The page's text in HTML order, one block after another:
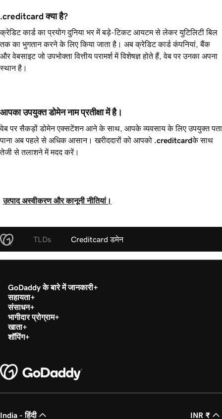
.creditcard क्या है?
क्रेडिट कार्ड का प्रयोग दुनिया भर में बड़े-टिकट आयटम से लेकर युटिलिटी बिल
तक का भुगतान करने के लिए किया जाता है। अब क्रेडिट कार्ड कंपनियां, बैंक
और वेबसाइट जो उपभोक्ता वित्तीय परामर्श में विशेषज्ञ होते हैं, वेब पर उनका अपना
स्थान है।
आपका उपयुक्त डोमेन नाम प्रतीक्षा में है।
वेब पर सैकड़ों डोमेन एक्सटेंशन आने के साथ, आपके व्यवसाय के लिए उपयुक्त पता
पाना अब पहले से अधिक आसान। खरीददारों को आपको .creditcardके साथ
तेजी से तलाशने में मदद करें।
उत्पाद अस्वीकरण और कानूनी नीतियां।
TLDs Creditcard डमेन
GoDaddy के बारे में जानकारी
सहायता
संसाधन
भागीदार प्रोग्राम
खाता
शॉपिंग
India - हिंदी INR ₹